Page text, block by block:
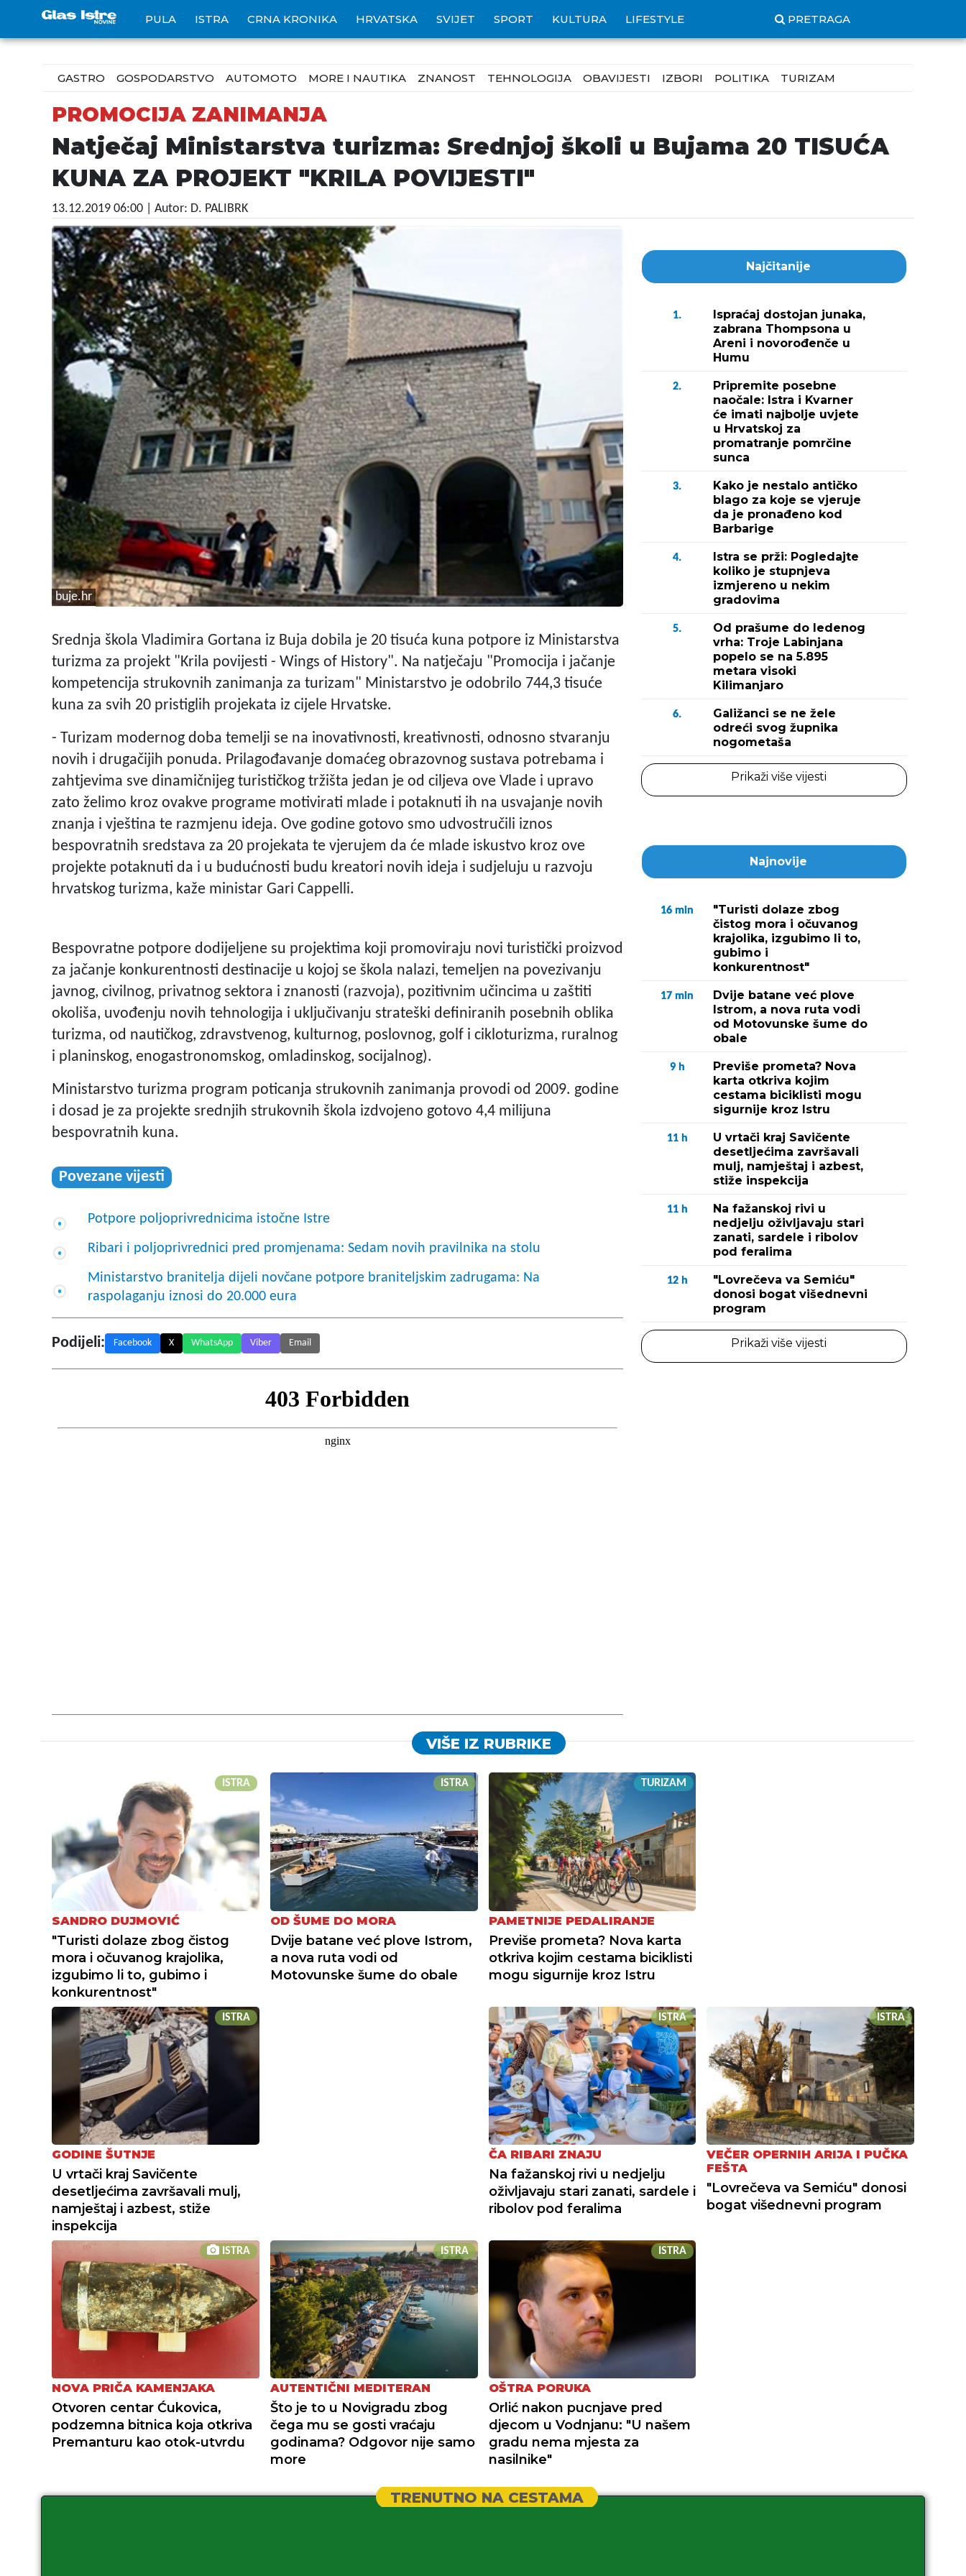
PULA ISTRA CRNA KRONIKA HRVATSKA SVIJET SPORT KULTURA LIFESTYLE PRETRAGA
GASTRO GOSPODARSTVO AUTOMOTO MORE I NAUTIKA ZNANOST TEHNOLOGIJA OBAVIJESTI IZBORI POLITIKA TURIZAM
PROMOCIJA ZANIMANJA
Natječaj Ministarstva turizma: Srednjoj školi u Bujama 20 TISUĆA
KUNA ZA PROJEKT "KRILA POVIJESTI"
13.12.2019 06:00 | Autor: D. PALIBRK
buje.hr
Srednja škola Vladimira Gortana iz Buja dobila je 20 tisuća kuna potpore iz Ministarstva
turizma za projekt "Krila povijesti - Wings of History". Na natječaju "Promocija i jačanje
kompetencija strukovnih zanimanja za turizam" Ministarstvo je odobrilo 744,3 tisuće
kuna za svih 20 pristiglih projekata iz cijele Hrvatske.
- Turizam modernog doba temelji se na inovativnosti, kreativnosti, odnosno stvaranju
novih i drugačijih ponuda. Prilagođavanje domaćeg obrazovnog sustava potrebama i
zahtjevima sve dinamičnijeg turističkog tržišta jedan je od ciljeva ove Vlade i upravo
zato želimo kroz ovakve programe motivirati mlade i potaknuti ih na usvajanje novih
znanja i vještina te razmjenu ideja. Ove godine gotovo smo udvostručili iznos
bespovratnih sredstava za 20 projekata te vjerujem da će mlade iskustvo kroz ove
projekte potaknuti da i u budućnosti budu kreatori novih ideja i sudjeluju u razvoju
hrvatskog turizma, kaže ministar Gari Cappelli.
Bespovratne potpore dodijeljene su projektima koji promoviraju novi turistički proizvod
za jačanje konkurentnosti destinacije u kojoj se škola nalazi, temeljen na povezivanju
javnog, civilnog, privatnog sektora i znanosti (razvoja), pozitivnim učincima u zaštiti
okoliša, uvođenju novih tehnologija i uključivanju strateški definiranih posebnih oblika
turizma, od nautičkog, zdravstvenog, kulturnog, poslovnog, golf i cikloturizma, ruralnog
i planinskog, enogastronomskog, omladinskog, socijalnog).
Ministarstvo turizma program poticanja strukovnih zanimanja provodi od 2009. godine
i dosad je za projekte srednjih strukovnih škola izdvojeno gotovo 4,4 milijuna
bespovratnih kuna.
Povezane vijesti
Potpore poljoprivrednicima istočne Istre
Ribari i poljoprivrednici pred promjenama: Sedam novih pravilnika na stolu
Ministarstvo branitelja dijeli novčane potpore braniteljskim zadrugama: Na
raspolaganju iznosi do 20.000 eura
Podijeli: Facebook X WhatsApp Viber Email
Najčitanije
1.
Ispraćaj dostojan junaka,
zabrana Thompsona u
Areni i novorođenče u
Humu
2.
Pripremite posebne
naočale: Istra i Kvarner
će imati najbolje uvjete
u Hrvatskoj za
promatranje pomrčine
sunca
3.
Kako je nestalo antičko
blago za koje se vjeruje
da je pronađeno kod
Barbarige
4.
Istra se prži: Pogledajte
koliko je stupnjeva
izmjereno u nekim
gradovima
5.
Od prašume do ledenog
vrha: Troje Labinjana
popelo se na 5.895
metara visoki
Kilimanjaro
6.
Galižanci se ne žele
odreći svog župnika
nogometaša
Prikaži više vijesti
Najnovije
16 min
"Turisti dolaze zbog
čistog mora i očuvanog
krajolika, izgubimo li to,
gubimo i
konkurentnost"
17 min
Dvije batane već plove
Istrom, a nova ruta vodi
od Motovunske šume do
obale
9 h
Previše prometa? Nova
karta otkriva kojim
cestama biciklisti mogu
sigurnije kroz Istru
11 h
U vrtači kraj Savičente
desetljećima završavali
mulj, namještaj i azbest,
stiže inspekcija
11 h
Na fažanskoj rivi u
nedjelju oživljavaju stari
zanati, sardele i ribolov
pod feralima
12 h
"Lovrečeva va Semiću"
donosi bogat višednevni
program
Prikaži više vijesti
VIŠE IZ RUBRIKE
ISTRA
SANDRO DUJMOVIĆ
"Turisti dolaze zbog čistog
mora i očuvanog krajolika,
izgubimo li to, gubimo i
konkurentnost"
ISTRA
OD ŠUME DO MORA
Dvije batane već plove Istrom,
a nova ruta vodi od
Motovunske šume do obale
TURIZAM
PAMETNIJE PEDALIRANJE
Previše prometa? Nova karta
otkriva kojim cestama biciklisti
mogu sigurnije kroz Istru
ISTRA
GODINE ŠUTNJE
U vrtači kraj Savičente
desetljećima završavali mulj,
namještaj i azbest, stiže
inspekcija
ISTRA
ČA RIBARI ZNAJU
Na fažanskoj rivi u nedjelju
oživljavaju stari zanati, sardele i
ribolov pod feralima
ISTRA
VEČER OPERNIH ARIJA I PUČKA
FEŠTA
"Lovrečeva va Semiću" donosi
bogat višednevni program
ISTRA
NOVA PRIČA KAMENJAKA
Otvoren centar Ćukovica,
podzemna bitnica koja otkriva
Premanturu kao otok-utvrdu
ISTRA
AUTENTIČNI MEDITERAN
Što je to u Novigradu zbog
čega mu se gosti vraćaju
godinama? Odgovor nije samo
more
ISTRA
OŠTRA PORUKA
Orlić nakon pucnjave pred
djecom u Vodnjanu: "U našem
gradu nema mjesta za
nasilnike"
TRENUTNO NA CESTAMA